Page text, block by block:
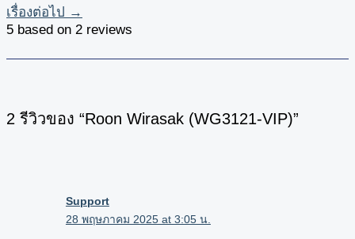
เรื่องต่อไป →
5 based on 2 reviews
2 รีวิวของ “Roon Wirasak (WG3121-VIP)”
Support
28 พฤษภาคม 2025 at 3:05 น.